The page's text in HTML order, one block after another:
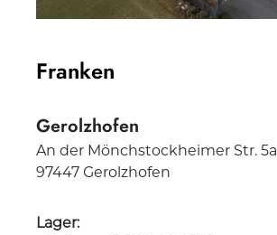
Franken
Gerolzhofen
An der Mönchstockheimer Str. 5a
97447 Gerolzhofen
Lager: